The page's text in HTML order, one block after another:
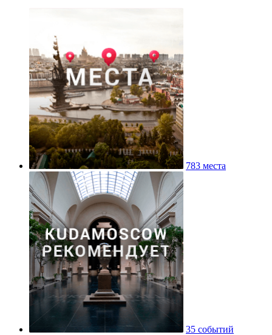
783 места
35 событий